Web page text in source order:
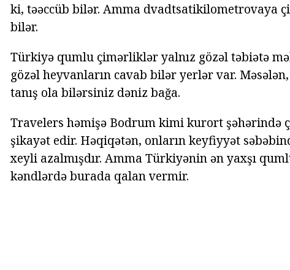
ki, təəccüb bilər. Amma dvadtsatikilometrovaya
bilər.
Türkiyə qumlu çimərliklər yalnız gözəl təbiətə
gözəl heyvanların cavab bilər yerlər var.
tanış ola bilərsiniz dəniz bağa.
Travelers həmişə Bodrum kimi kurort şəhərində
şikayət edir. Həqiqətən, onların keyfiyyət
xeyli azalmışdır. Amma Türkiyənin ən yaxşı
kəndlərdə burada qalan vermir.